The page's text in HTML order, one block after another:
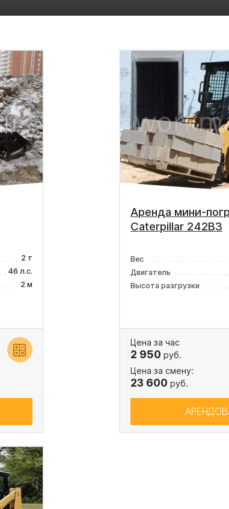
2 т
46 л.с.
2 м
Аренда мини-
Caterpillar 242B3
Вес
Двигатель
Высота разгрузки
Цена за час
2 950 руб.
Цена за смену:
23 600 руб.